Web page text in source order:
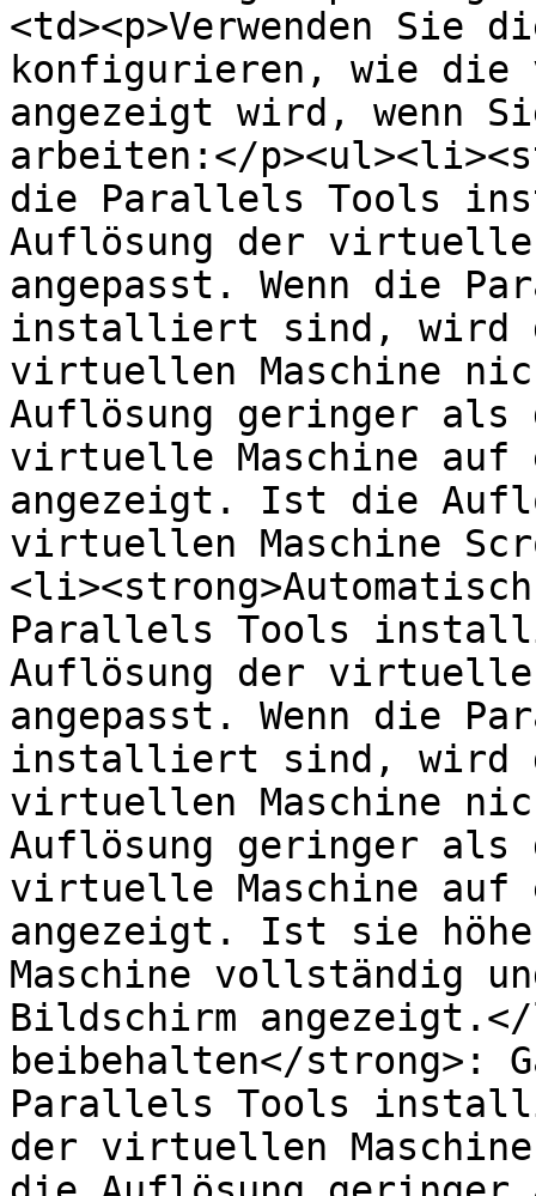
<td><p>Verwenden Sie
konfigurieren, wie die
angezeigt wird, wenn
arbeiten:</
die Parallels Tools
Auflösung der
angepasst. Wenn die
installiert sind, wird
virtuellen Maschine
Auflösung geringer
virtuelle Maschine auf
angezeigt. Ist die
virtuellen Maschine
Parallels Tools
Auflösung der
angepasst. Wenn die
installiert sind, wird
virtuellen Maschine
Auflösung geringer
virtuelle Maschine auf
angezeigt. Ist sie
Maschine vollständig
Bildschirm
beibehalten</strong>:
Parallels Tools
der virtuellen